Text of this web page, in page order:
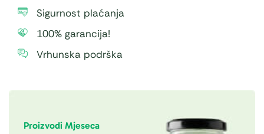
Sigurnost plaćanja
100% garancija!
Vrhunska podrška
Proizvodi Mjeseca